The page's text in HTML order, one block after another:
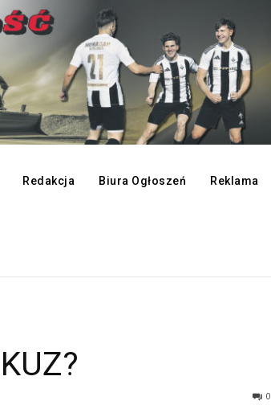
Redakcja Biura Ogłoszeń Reklama
0